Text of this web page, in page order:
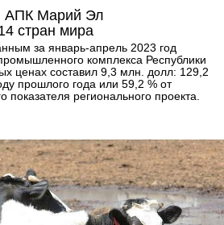
АПК Марий Эл
стран мира
за январь-апрель 2023 год
комплекса Республики
ценах составил 9,3 млн. долл: 129,2
прошлого года или 59,2 % от
показателя регионального проекта.